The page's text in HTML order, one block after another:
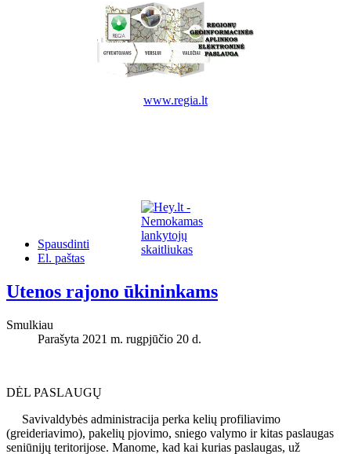
www.regia.lt
Spausdinti
El. paštas
Utenos rajono ūkininkams
Smulkiau
Parašyta 2021 m. rugpjūčio 20 d.
DĖL PASLAUGŲ
Savivaldybės administracija perka kelių profiliavimo
(greideriavimo), pakelių pjovimo, sniego valymo ir kitas paslaugas
seniūnijų teritorijose. Manome, kad kai kurias paslaugas, už